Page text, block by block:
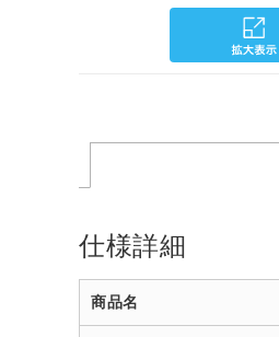
仕様詳細
商品名